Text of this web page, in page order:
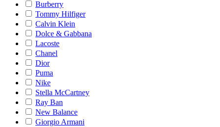
Burberry
Tommy Hilfiger
Calvin Klein
Dolce & Gabbana
Lacoste
Chanel
Dior
Puma
Nike
Stella McCartney
Ray Ban
New Balance
Giorgio Armani